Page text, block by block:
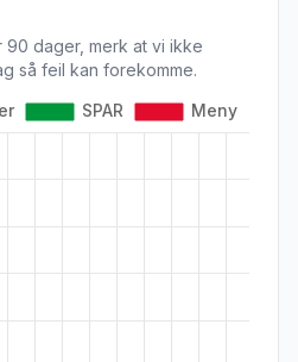
dager, merk at vi ikke
så feil kan forekomme.